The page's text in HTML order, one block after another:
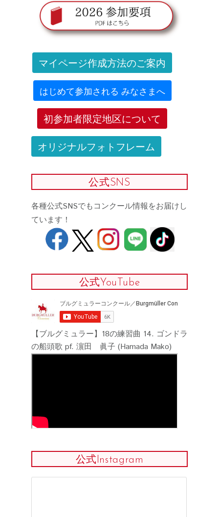
マイページ作成方法のご案内
はじめて参加される みなさまへ
初参加者限定地区について
オリジナルフォトフレーム
公式SNS
各種公式SNSでもコンクール情報をお届けし
ています！
公式YouTube
【ブルグミュラー】18の練習曲 14. ゴンドラ
の船頭歌 pf. 濵田 眞子 (Hamada Mako)
公式Instagram